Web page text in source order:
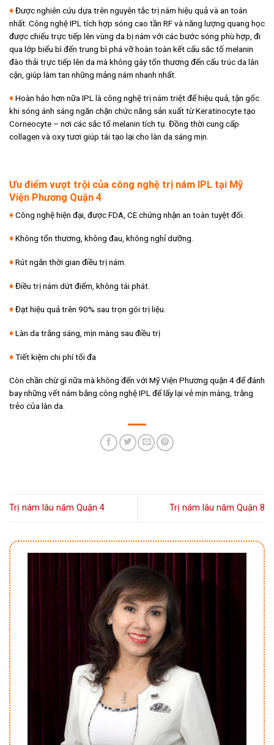
♦Được nghiên cứu dựa trên nguyên tắc trị nám hiệu quả và an toàn
nhất. Công nghệ IPL tích hợp sóng cao tần RF và năng lượng quang học
được chiếu trực tiếp lên vùng da bị nám với các bước sóng phù hợp, đi
qua lớp biểu bì đến trung bì phá vỡ hoàn toàn kết cấu sắc tố melanin
đào thải trực tiếp lên da mà không gây tổn thương đến cấu trúc da lân
cận, giúp làm tan những mảng nám nhanh nhất.
♦Hoàn hảo hơn nữa IPL là công nghệ trị nám triệt để hiệu quả, tận gốc
khi sóng ánh sáng ngăn chặn chức năng sản xuất từ Keratinocyte tạo
Corneocyte – nơi các sắc tố melanin tích tụ. Đồng thời cung cấp
collagen và oxy tươi giúp tái tạo lại cho làn da sáng mịn.
Ưu điểm vượt trội của công nghệ trị nám IPL tại Mỹ
Viện Phương Quận 4
♦Công nghệ hiện đại, được FDA, CE chứng nhận an toàn tuyệt đối.
♦Không tổn thương, không đau, không nghỉ dưỡng.
♦Rút ngắn thời gian điều trị nám.
♦Điều trị nám dứt điểm, không tái phát.
♦Đạt hiệu quả trên 90% sau trọn gói trị liệu.
♦Làn da trắng sáng, mịn màng sau điều trị
♦Tiết kiệm chi phí tối đa
Còn chần chừ gì nữa mà không đến với Mỹ Viện Phương quận 4 để đánh
bay những vết nám bằng công nghệ IPL để lấy lại vẻ mịn màng, trắng
trẻo của làn da.
Trị nám lâu năm Quận 4 Trị nám lâu năm Quận 8